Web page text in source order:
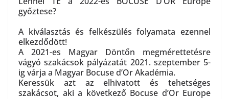
győztese?
A kiválasztás és felkészülés folyamata ezennel
elkezdődött!
A 2021-es Magyar Döntőn megmérettetésre
vágyó szakácsok pályázatát 2021. szeptember 5-
ig várja a Magyar Bocuse d’Or Akadémia.
Keressük azt az elhivatott és tehetséges
szakácsot, aki a következő Bocuse d’Or Europe